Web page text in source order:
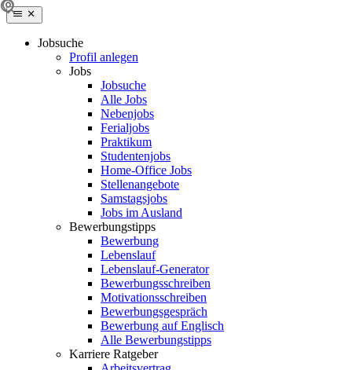
Jobsuche
Profil anlegen
Jobs
Jobsuche
Alle Jobs
Nebenjobs
Ferialjobs
Praktikum
Studentenjobs
Home-Office Jobs
Stellenangebote
Samstagsjobs
Jobs im Ausland
Bewerbungstipps
Bewerbung
Lebenslauf
Lebenslauf-Generator
Bewerbungsschreiben
Motivationsschreiben
Bewerbungsgespräch
Bewerbung auf Englisch
Alle Bewerbungstipps
Karriere Ratgeber